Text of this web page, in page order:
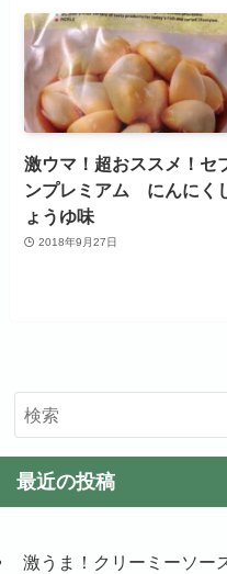
激ウマ！超おススメ！セ
ンプレミアム にんにく
ょうゆ味
2018年9月27日
最近の投稿
激うま！クリーミーソー